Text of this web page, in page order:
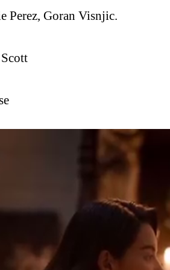
Perez, Goran Visnjic.